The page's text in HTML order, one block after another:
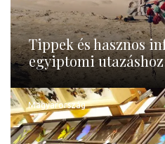
Tippek és hasznos
egyiptomi utazáshoz
Magyarország